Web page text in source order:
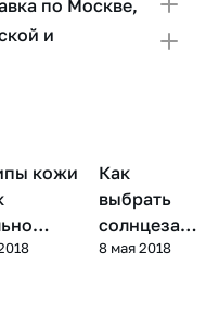
по Москве,
и
телом
кожи
Уход за
лицом
Как
выбрать
солнцезащ
итный крем
8 мая 2018